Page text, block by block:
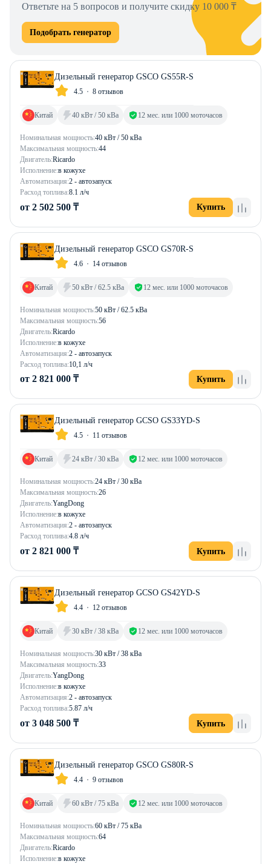
Ответьте на 5 вопросов и получите скидку 10 000 ₸
Подобрать генератор
Дизельный генератор GSCO GS55R-S
4.5 8 отзывов
Номинальная мощность:40 кВт / 50 кВа
Максимальная мощность:44
Двигатель:Ricardo
Исполнение:в кожухе
Автоматизация:2 - автозапуск
Расход топлива:8.1 л/ч
Китай 40 кВт / 50 кВа 12 мес. или 1000 моточасов
от 2 502 500 ₸ Купить
Дизельный генератор GSCO GS70R-S
4.6 14 отзывов
Номинальная мощность:50 кВт / 62.5 кВа
Максимальная мощность:56
Двигатель:Ricardo
Исполнение:в кожухе
Автоматизация:2 - автозапуск
Расход топлива:10,1 л/ч
Китай 50 кВт / 62.5 кВа 12 мес. или 1000 моточасов
от 2 821 000 ₸ Купить
Дизельный генератор GCSO GS33YD-S
4.5 11 отзывов
Номинальная мощность:24 кВт / 30 кВа
Максимальная мощность:26
Двигатель:YangDong
Исполнение:в кожухе
Автоматизация:2 - автозапуск
Расход топлива:4.8 л/ч
Китай 24 кВт / 30 кВа 12 мес. или 1000 моточасов
от 2 821 000 ₸ Купить
Дизельный генератор GCSO GS42YD-S
4.4 12 отзывов
Номинальная мощность:30 кВт / 38 кВа
Максимальная мощность:33
Двигатель:YangDong
Исполнение:в кожухе
Автоматизация:2 - автозапуск
Расход топлива:5.87 л/ч
Китай 30 кВт / 38 кВа 12 мес. или 1000 моточасов
от 3 048 500 ₸ Купить
Дизельный генератор GSCO GS80R-S
4.4 9 отзывов
Номинальная мощность:60 кВт / 75 кВа
Максимальная мощность:64
Двигатель:Ricardo
Исполнение:в кожухе
Китай 60 кВт / 75 кВа 12 мес. или 1000 моточасов